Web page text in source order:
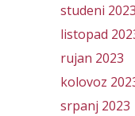
studeni 2023
listopad
rujan 2023
kolovoz
srpanj 2023